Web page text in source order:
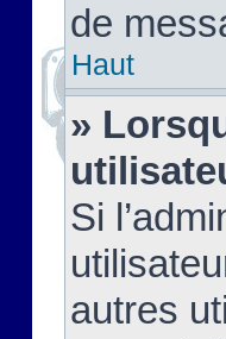
de
Haut
»
Si
autres